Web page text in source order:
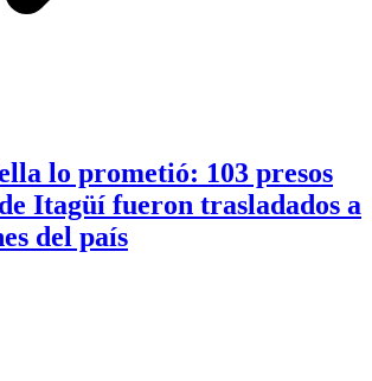
lo prometió: 103 presos
Itagüí fueron trasladados a
del país